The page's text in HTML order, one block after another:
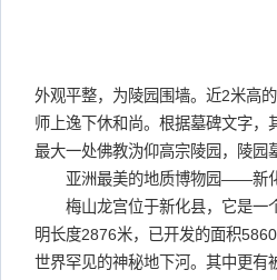
外观平整，为陵园围墙。近2米高
师上逸下休和尚。根据墓碑文字，
最大一处佛教沩仰高宗陵园，陵园
亚洲最美的地质博物园——新
梅山龙宫位于新化县，它是一
明长度2876米，已开发的面积
世界罕见的神秘地下河。其中更有